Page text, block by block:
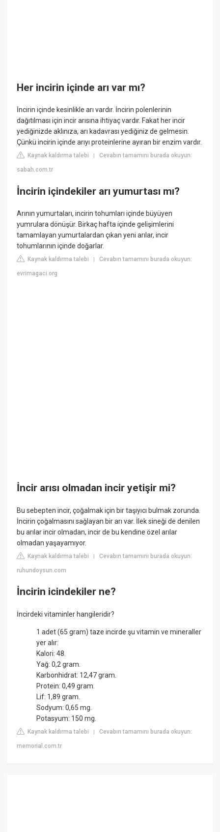
Her incirin içinde arı var mı?
İncirin içinde kesinlikle arı vardır. İncirin polenlerinin
dağıtılması için incir arısına ihtiyaç vardır. Fakat her incir
yediğinizde aklınıza, arı kadavrası yediğiniz de gelmesin.
Çünkü incirin içinde arıyı proteinlerine ayıran bir enzim vardır.
Kaynak kaldırma talebi |Cevabın tamamını burada okuyun:
sabah.com.tr
İncirin içindekiler arı yumurtası mı?
Arının yumurtaları, incirin tohumları içinde büyüyen
yumrulara dönüşür. Birkaç hafta içinde gelişimlerini
tamamlayan yumurtalardan çıkan yeni arılar, incir
tohumlarının içinde doğarlar.
Kaynak kaldırma talebi |Cevabın tamamını burada okuyun:
evrimagaci.org
İncir arısı olmadan incir yetişir mi?
Bu sebepten incir, çoğalmak için bir taşıyıcı bulmak zorunda.
İncirin çoğalmasını sağlayan bir arı var. İlek sineği de denilen
bu arılar incir olmadan, incir de bu kendine özel arılar
olmadan yaşayamıyor.
Kaynak kaldırma talebi |Cevabın tamamını burada okuyun:
ruhundoysun.com
İncirin icindekiler ne?
İncirdeki vitaminler hangileridir?
1 adet (65 gram) taze incirde şu vitamin ve mineraller
yer alır:
Kalori: 48.
Yağ: 0,2 gram.
Karbonhidrat: 12,47 gram.
Protein: 0,49 gram.
Lif: 1,89 gram.
Sodyum: 0,65 mg.
Potasyum: 150 mg.
Kaynak kaldırma talebi |Cevabın tamamını burada okuyun:
memorial.com.tr